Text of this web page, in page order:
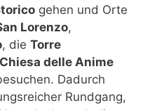
gehen und Orte
Lorenzo,
, die Torre
Chiesa delle Anime
Dadurch
Rundgang,